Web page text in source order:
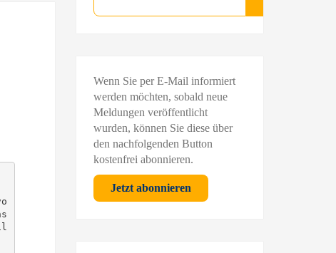
Wenn Sie per E-Mail informiert
werden möchten, sobald neue
Meldungen veröffentlicht
wurden, können Sie diese über
den nachfolgenden Button
kostenfrei abonnieren.
Jetzt abonnieren